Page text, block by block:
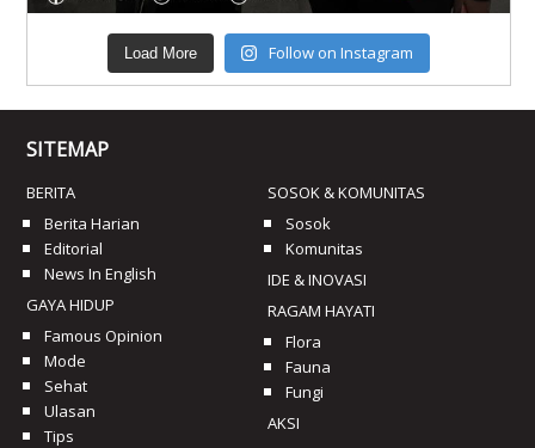
Load More Follow on Instagram
SITEMAP
BERITA
Berita Harian
Editorial
News In English
GAYA HIDUP
Famous Opinion
Mode
Sehat
Ulasan
Tips
SOSOK & KOMUNITAS
Sosok
Komunitas
IDE & INOVASI
RAGAM HAYATI
Flora
Fauna
Fungi
AKSI